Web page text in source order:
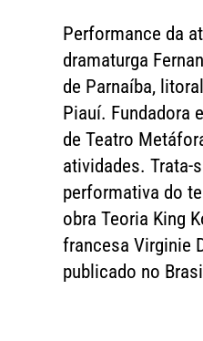
Performance da
dramaturga
de Parnaíba,
Piauí. Fundadora
de Teatro
atividades. Trata-
performativa do
obra Teoria King
francesa Virginie
publicado no